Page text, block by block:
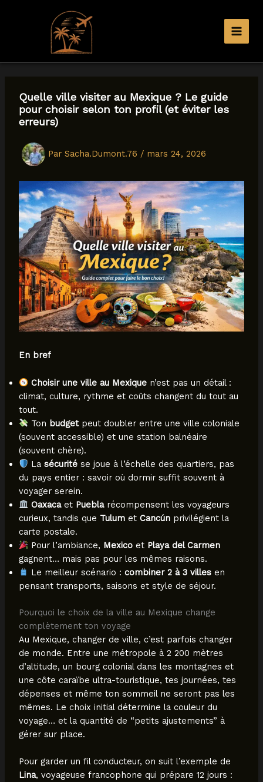
Aller
contenuQuelle ville visiter au Mexique ? Le guide
pour choisir selon ton profil (et éviter les
erreurs)
Par Sacha.Dumont.76 / mars 24, 2026
En bref
Choisir une ville au Mexique n’est pas un détail :
climat, culture, rythme et coûts changent du tout au
tout.
Ton budgetpeut doubler entre une ville coloniale
(souvent accessible) et une station balnéaire
(souvent chère).
Lasécurité se joue à l’échelle des quartiers, pas
du pays entier : savoir où dormir suffit souvent à
voyager serein.
Oaxacaet Pueblarécompensent les voyageurs
curieux, tandis que Tulumet Cancúnprivilégient la
carte postale.
Pour l’ambiance, Mexico et Playa del Carmen
gagnent… mais pas pour les mêmes raisons.
Le meilleur scénario :combiner 2 à 3 villes en
pensant transports, saisons et style de séjour.
Pourquoi le choix de la ville au Mexique change
complètement ton voyage
Au Mexique, changer de ville, c’est parfois changer
de monde. Entre une métropole à 2 200 mètres
d’altitude, un bourg colonial dans les montagnes et
une côte caraïbe ultra-touristique, tes journées, tes
dépenses et même ton sommeil ne seront pas les
mêmes. Le choix initial détermine la couleur du
voyage… et la quantité de “petits ajustements” à
gérer sur place.
Pour garder un fil conducteur, on suit l’exemple de
Lina, voyageuse francophone qui prépare 12 jours :